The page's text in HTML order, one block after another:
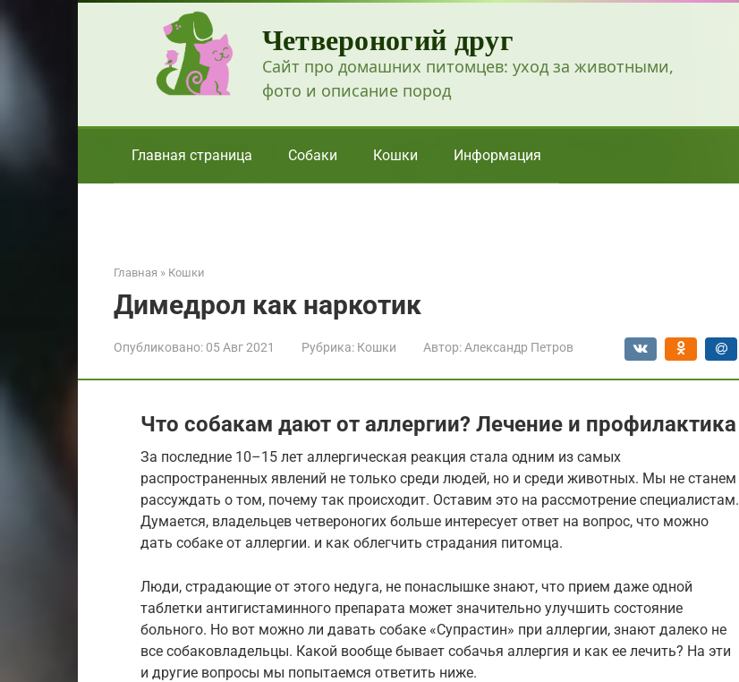
Четвероногий друг
Сайт про домашних питомцев: уход за животными,
фото и описание пород
Главная страница Собаки Кошки Информация
Главная » Кошки
Димедрол как наркотик
Опубликовано: 05 Авг 2021 Рубрика: Кошки Автор: Александр Петров
Что собакам дают от аллергии? Лечение и профилактика
За последние 10–15 лет аллергическая реакция стала одним из самых
распространенных явлений не только среди людей, но и среди животных. Мы не станем
рассуждать о том, почему так происходит. Оставим это на рассмотрение специалистам.
Думается, владельцев четвероногих больше интересует ответ на вопрос, что можно
дать собаке от аллергии. и как облегчить страдания питомца.
Люди, страдающие от этого недуга, не понаслышке знают, что прием даже одной
таблетки антигистаминного препарата может значительно улучшить состояние
больного. Но вот можно ли давать собаке «Супрастин» при аллергии, знают далеко не
все собаковладельцы. Какой вообще бывает собачья аллергия и как ее лечить? На эти
и другие вопросы мы попытаемся ответить ниже.